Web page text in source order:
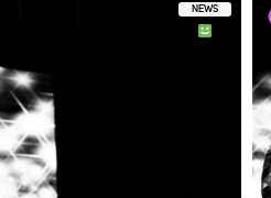
NEWS